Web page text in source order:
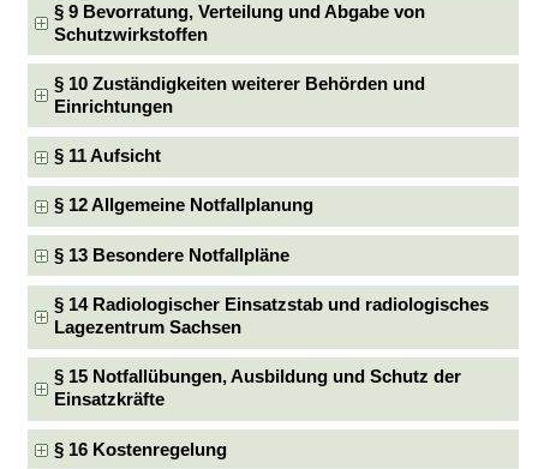
§ 9 Bevorratung, Verteilung und Abgabe von
Schutzwirkstoffen
§ 10 Zuständigkeiten weiterer Behörden und
Einrichtungen
§ 11 Aufsicht
§ 12 Allgemeine Notfallplanung
§ 13 Besondere Notfallpläne
§ 14 Radiologischer Einsatzstab und radiologisches
Lagezentrum Sachsen
§ 15 Notfallübungen, Ausbildung und Schutz der
Einsatzkräfte
§ 16 Kostenregelung